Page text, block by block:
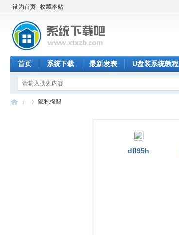
设为首页 收藏本站
首页 系统下载 最新发表 U盘装系统教程
隐私提醒
dfl95h